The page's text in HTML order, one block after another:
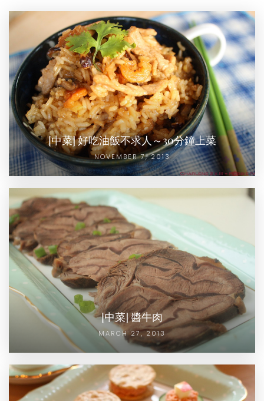
[中菜] 好吃油飯不求人～30分鐘上菜
NOVEMBER 7, 2013
[中菜] 醬牛肉
MARCH 27, 2013